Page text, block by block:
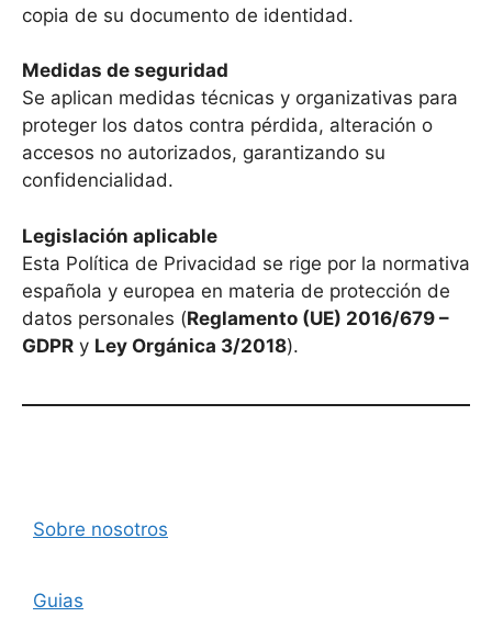
copia de su documento de identidad.
Medidas de seguridad
Se aplican medidas técnicas y organizativas para
proteger los datos contra pérdida, alteración o
accesos no autorizados, garantizando su
confidencialidad.
Legislación aplicable
Esta Política de Privacidad se rige por la normativa
española y europea en materia de protección de
datos personales (Reglamento (UE) 2016/679 –
GDPR y Ley Orgánica 3/2018).
Sobre nosotros
Guias